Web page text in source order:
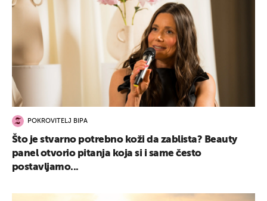
POKROVITELJ BIPA
Što je stvarno potrebno koži da zablista? Beauty
panel otvorio pitanja koja si i same često
postavljamo...